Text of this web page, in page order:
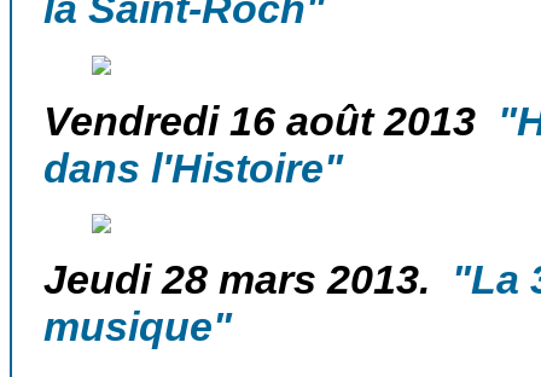
Vendredi 16 août 2013
dans l'Histoire"
Jeudi 28 mars 2013. "La
musique"